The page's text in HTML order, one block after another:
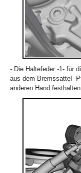
- Die Haltefeder -1- für
aus dem Bremssattel -
anderen Hand festhalten.